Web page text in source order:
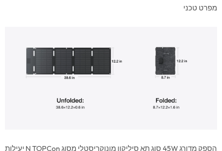
מפרט טכני
הספק מדורג 45W סוג תא סיליקון מונוקריסטלי מסוג N TOPCon יעילות